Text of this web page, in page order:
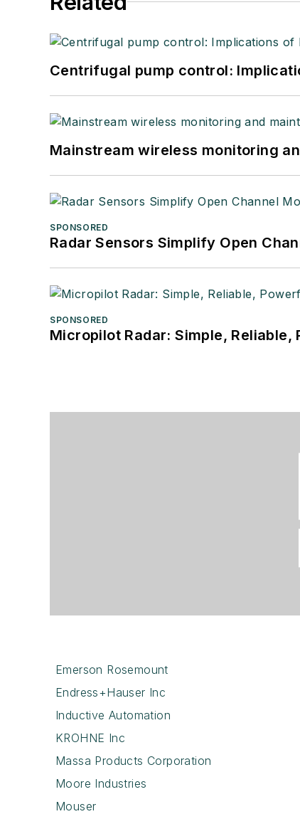
Centrifugal pump control:
Mainstream wireless monitoring
SPONSORED
Radar Sensors Simplify Open
SPONSORED
Micropilot Radar: Simple, Reliable,
Emerson Rosemount
Endress+Hauser Inc
Inductive Automation
KROHNE Inc
Massa Products Corporation
Moore Industries
Mouser